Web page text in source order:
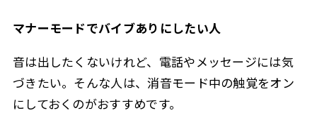
マナーモードでバイブありにしたい人
音は出したくないけれど、電話やメッセージには気
づきたい。そんな人は、消音モード中の触覚をオン
にしておくのがおすすめです。